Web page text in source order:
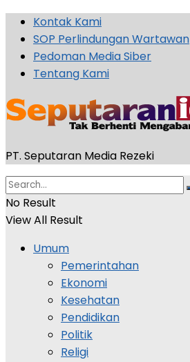
Kontak Kami
SOP Perlindungan Wartawan
Pedoman Media Siber
Tentang Kami
PT. Seputaran Media Rezeki
No Result
View All Result
Umum
Pemerintahan
Ekonomi
Kesehatan
Pendidikan
Politik
Religi